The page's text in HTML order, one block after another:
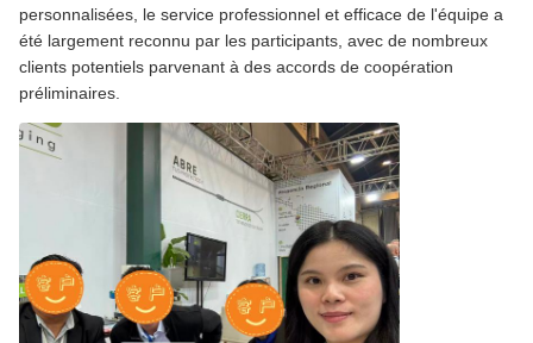
personnalisées, le service professionnel et efficace de l'équipe a
été largement reconnu par les participants, avec de nombreux
clients potentiels parvenant à des accords de coopération
préliminaires.